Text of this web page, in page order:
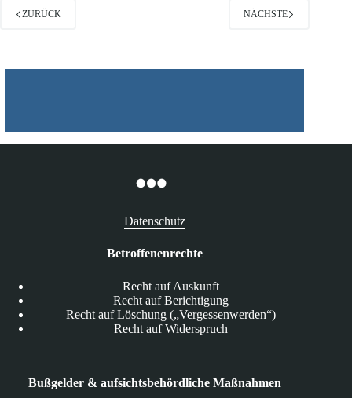
Position
und
ZURÜCK NÄCHSTE
Datenschutz
Betroffenenrechte
Recht auf Auskunft
Recht auf Berichtigung
Recht auf Löschung („Vergessenwerden“)
Recht auf Widerspruch
Bußgelder & aufsichtsbehördliche Maßnahmen